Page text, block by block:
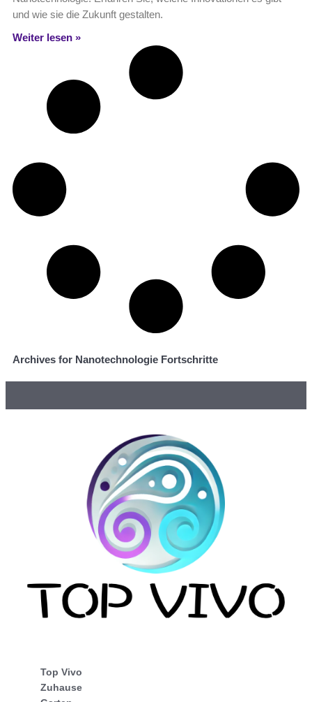
und wie sie die Zukunft gestalten.
Weiter lesen »
Archives for Nanotechnologie Fortschritte
Top Vivo
Zuhause